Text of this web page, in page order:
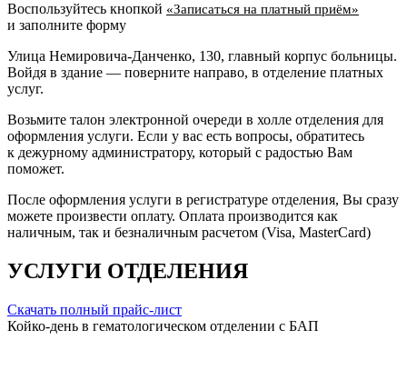
Воспользуйтесь кнопкой «Записаться на платный приём»
и заполните форму
Улица Немировича-Данченко, 130, главный корпус больницы.
Войдя в здание — поверните направо, в отделение платных
услуг.
Возьмите талон электронной очереди в холле отделения для
оформления услуги. Если у вас есть вопросы, обратитесь
к дежурному администратору, который с радостью Вам
поможет.
После оформления услуги в регистратуре отделения, Вы сразу
можете произвести оплату. Оплата производится как
наличным, так и безналичным расчетом (Visa, MasterCard)
УСЛУГИ ОТДЕЛЕНИЯ
Скачать полный прайс-лист
Койко-день в гематологическом отделении с БАП